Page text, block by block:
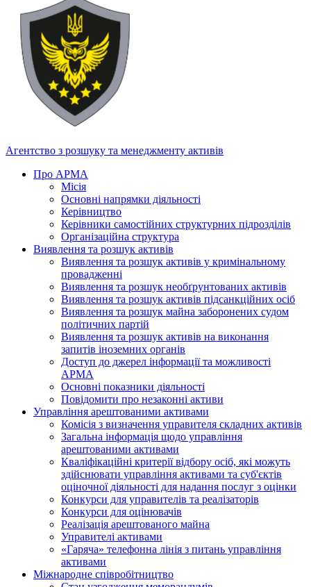
Агентство з розшуку та менеджменту активів
Про АРМА
Місія
Основні напрямки діяльності
Керівництво
Керівники самостійних структурних підрозділів
Організаційна структура
Виявлення та розшук активів
Виявлення та розшук активів у кримінальному
провадженні
Виявлення та розшук необґрунтованих активів
Виявлення та розшук активів підсанкційних осіб
Виявлення та розшук майна заборонених судом
політичних партій
Виявлення та розшук активів на виконання
запитів іноземних органів
Доступ до джерел інформації та можливості
АРМА
Основні показники діяльності
Повідомити про незаконні активи
Управління арештованими активами
Комісія з визначення управителя складних активів
Загальна інформація щодо управління
арештованими активами
Кваліфікаційні критерії відбору осіб, які можуть
здiйснювати управління активами та суб'єктів
оціночної діяльності для надання послуг з оцінки
Конкурси для управителів та реалізаторів
Конкурси для оцінювачів
Реалізація арештованого майна
Управителі активами
«Гаряча» телефонна лінія з питань управління
активами
Міжнародне співробітництво